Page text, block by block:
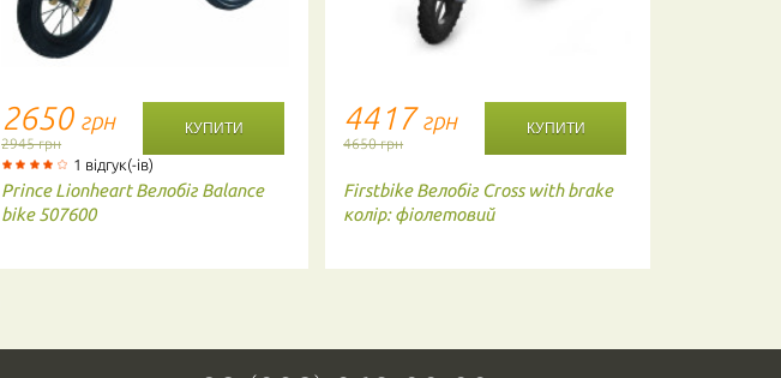
2650 грн
2945 грн
1 відгук(-ів)
Prince Lionheart Велобіг Balance
bike 507600
4417грн
4650 грн
Firstbike Велобіг Cross with brake
колір: фіолетовий